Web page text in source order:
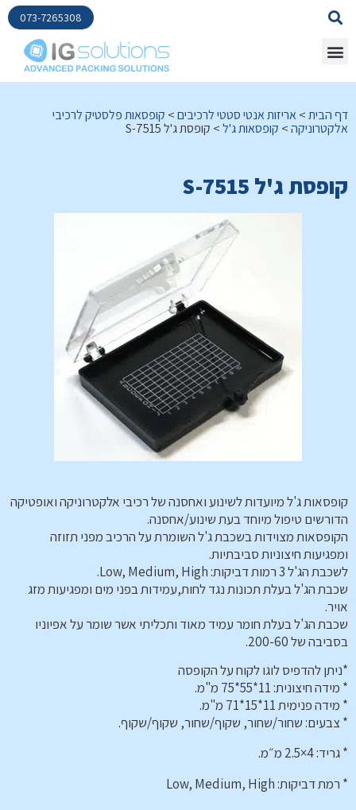
073-7265308
דף הבית>אריזות אנטי סטטי לרכיבים> קופסאות פלסטיק לרכיבי
אלקטרוניקה> קופסאות ג'ל> קופסת ג'ל S-7515
קופסת ג'ל S-7515
קופסאות ג'ל מיועדות לשינוע ואחסנה של רכיבי אלקטרוניקה ואופטיקה
הדורשים טיפול מיוחד בעת שינוע/אחסנה.
הקופסאות מצוידות בשכבת ג'ל השומרת על הרכיב מפני תזוזה
ומפגיעות חיצוניות סביבתיות.
לשכבת הג'ל 3 רמות דביקות: Low, Medium, High.
שכבת הג'ל בעלת תכונות נגד לחות,עמידות בפני מים ומפגיעות מזג
אויר.
שכבת הג'ל בעלת חומר עמיד מאוד ותכליתי אשר שומר על אפיוניו
בסביבה של 200-60.
*ניתן להדפיס לוגו לקוח על הקופסה
* מידה חיצונית: 11*55*75 מ"מ.
* מידה פנימית 11*15*71 מ"מ.
* צבעים: שחור/שחור, שקוף/שחור, שקוף/שקוף.
* גריד: 4×2.5 מ״מ.
* רמת דביקות: Low, Medium, High